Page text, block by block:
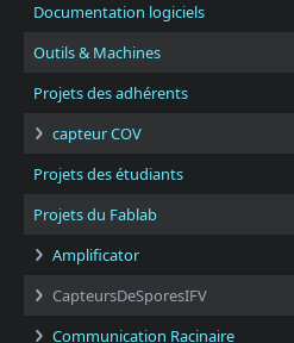
Documentation logiciels
Outils & Machines
Projets des adhérents
capteur COV
Projets des étudiants
Projets du Fablab
Amplificator
CapteursDeSporesIFV
Communication Racinaire